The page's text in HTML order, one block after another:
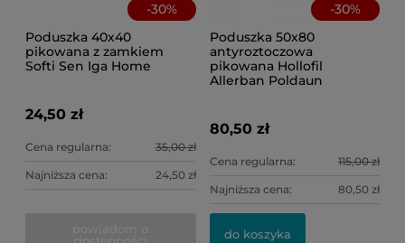
-30%
Poduszka 40x40
pikowana z zamkiem
Softi Sen Iga Home
24,50 zł
Cena regularna: 35,00 zł
Najniższa cena: 24,50 zł
-30%
Poduszka 50x80
antyroztoczowa
pikowana Hollofil
Allerban Poldaun
80,50 zł
Cena regularna: 115,00 zł
Najniższa cena: 80,50 zł
do koszyka